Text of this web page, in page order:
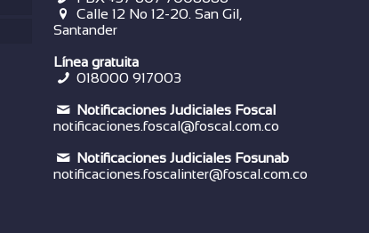
Calle 12 No 12-20. San Gil,
Santander
Línea gratuita
018000 917003
Notificaciones Judiciales Foscal
notificaciones.foscal@foscal.com.co
Notificaciones Judiciales Fosunab
notificaciones.foscalinter@foscal.com.co